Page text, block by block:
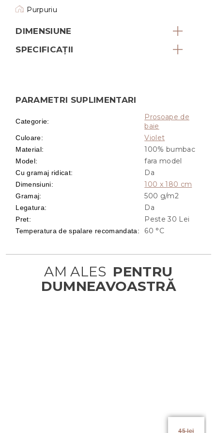
45 lei
Purpuriu
DIMENSIUNE
SPECIFICAȚII
PARAMETRI SUPLIMENTARI
Categorie:
Prosoape de
baie
Culoare: Violet
Material: 100% bumbac
Model: fara model
Cu gramaj ridicat: Da
Dimensiuni: 100 x 180 cm
Gramaj: 500 g/m2
Legatura: Da
Pret: Peste 30 Lei
Temperatura de spalare recomandata: 60 °C